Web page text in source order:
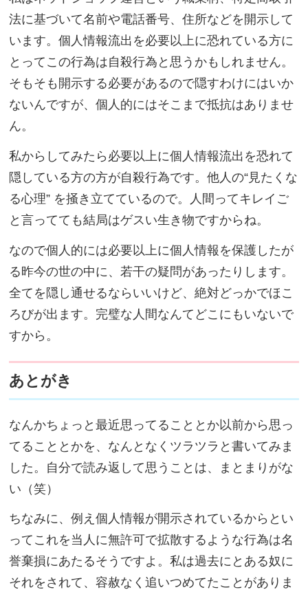
法に基づいて名前や電話番号、住所などを開示して
います。個人情報流出を必要以上に恐れている方に
とってこの行為は自殺行為と思うかもしれません。
そもそも開示する必要があるので隠すわけにはいか
ないんですが、個人的にはそこまで抵抗はありませ
ん。
私からしてみたら必要以上に個人情報流出を恐れて
隠している方の方が自殺行為です。他人の“見たくな
る心理” を掻き立てているので。人間ってキレイご
と言ってても結局はゲスい生き物ですからね。
なので個人的には必要以上に個人情報を保護したが
る昨今の世の中に、若干の疑問があったりします。
全てを隠し通せるならいいけど、絶対どっかでほこ
ろびが出ます。完璧な人間なんてどこにもいないで
すから。
あとがき
なんかちょっと最近思ってることとか以前から思っ
てることとかを、なんとなくツラツラと書いてみま
した。自分で読み返して思うことは、まとまりがな
い（笑）
ちなみに、例え個人情報が開示されているからとい
ってこれを当人に無許可で拡散するような行為は名
誉棄損にあたるそうですよ。私は過去にとある奴に
それをされて、容赦なく追いつめてたことがありま